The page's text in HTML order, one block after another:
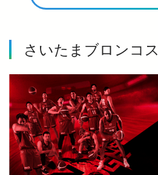
さいたまブロンコス